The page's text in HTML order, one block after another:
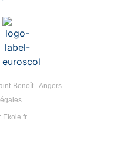
Benoît - Angers
Ekole.fr